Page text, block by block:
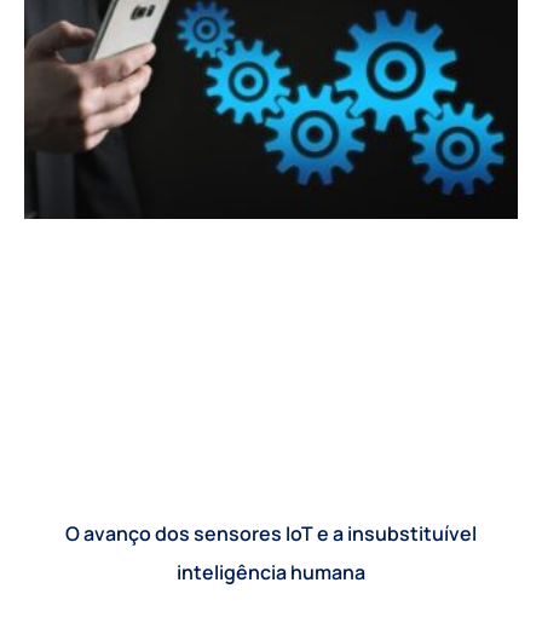
O avanço dos sensores IoT e a insubstituível
inteligência humana